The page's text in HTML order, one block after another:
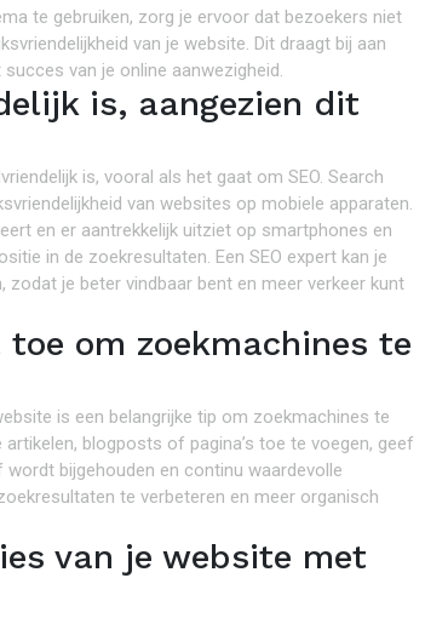
te gebruiken, zorg je ervoor dat bezoekers niet
van je website. Dit draagt bij aan
van je online aanwezigheid.
is, aangezien dit
is, vooral als het gaat om SEO. Search
van websites op mobiele apparaten.
en er aantrekkelijk uitziet op smartphones en
in de zoekresultaten. Een SEO expert kan je
je beter vindbaar bent en meer verkeer kunt
om zoekmachines te
is een belangrijke tip om zoekmachines te
blogposts of pagina’s toe te voegen, geef
bijgehouden en continu waardevolle
te verbeteren en meer organisch
van je website met